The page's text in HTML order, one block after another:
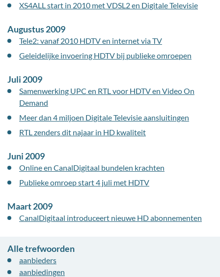
XS4ALL start in 2010 met VDSL2 en Digitale Televisie
Augustus 2009
Tele2: vanaf 2010 HDTV en internet via TV
Geleidelijke invoering HDTV bij publieke omroepen
Juli 2009
Samenwerking UPC en RTL voor HDTV en Video On
Demand
Meer dan 4 miljoen Digitale Televisie aansluitingen
RTL zenders dit najaar in HD kwaliteit
Juni 2009
Online en CanalDigitaal bundelen krachten
Publieke omroep start 4 juli met HDTV
Maart 2009
CanalDigitaal introduceert nieuwe HD abonnementen
Alle trefwoorden
aanbieders
aanbiedingen